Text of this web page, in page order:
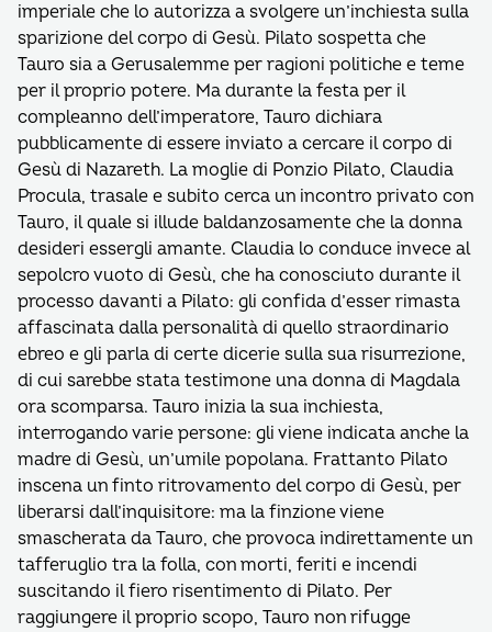
imperiale che lo autorizza a svolgere un’inchiesta sulla
sparizione del corpo di Gesù. Pilato sospetta che
Tauro sia a Gerusalemme per ragioni politiche e teme
per il proprio potere. Ma durante la festa per il
compleanno dell’imperatore, Tauro dichiara
pubblicamente di essere inviato a cercare il corpo di
Gesù di Nazareth. La moglie di Ponzio Pilato, Claudia
Procula, trasale e subito cerca un incontro privato con
Tauro, il quale si illude baldanzosamente che la donna
desideri essergli amante. Claudia lo conduce invece al
sepolcro vuoto di Gesù, che ha conosciuto durante il
processo davanti a Pilato: gli confida d’esser rimasta
affascinata dalla personalità di quello straordinario
ebreo e gli parla di certe dicerie sulla sua risurrezione,
di cui sarebbe stata testimone una donna di Magdala
ora scomparsa. Tauro inizia la sua inchiesta,
interrogando varie persone: gli viene indicata anche la
madre di Gesù, un’umile popolana. Frattanto Pilato
inscena un finto ritrovamento del corpo di Gesù, per
liberarsi dall’inquisitore: ma la finzione viene
smascherata da Tauro, che provoca indirettamente un
tafferuglio tra la folla, con morti, feriti e incendi
suscitando il fiero risentimento di Pilato. Per
raggiungere il proprio scopo, Tauro non rifugge